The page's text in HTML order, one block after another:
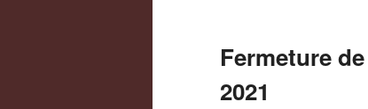
Fermeture
2021